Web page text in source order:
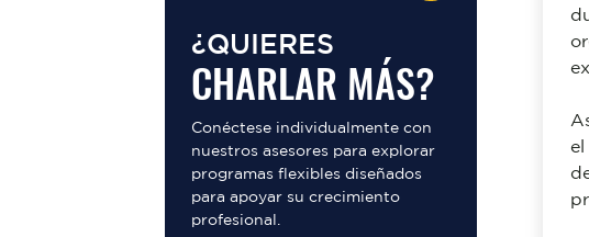
¿QUIERES
CHARLAR MÁS?
Conéctese individualmente con
nuestros asesores para explorar
programas flexibles diseñados
para apoyar su crecimiento
profesional.